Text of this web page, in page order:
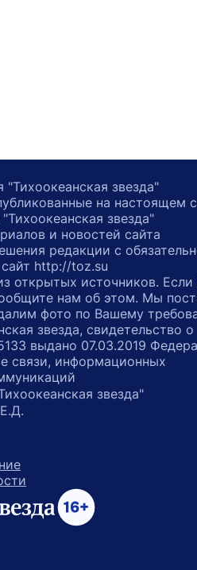
звезда"
на настоящем
звезда"
и новостей сайта
редакции с
http://toz.su
открытых источников.
нам об этом. Мы
фото по Вашему
звезда, свидетельство о
выдано 07.03.2019
связи, информационных
звезда"
главную
Телеграмм